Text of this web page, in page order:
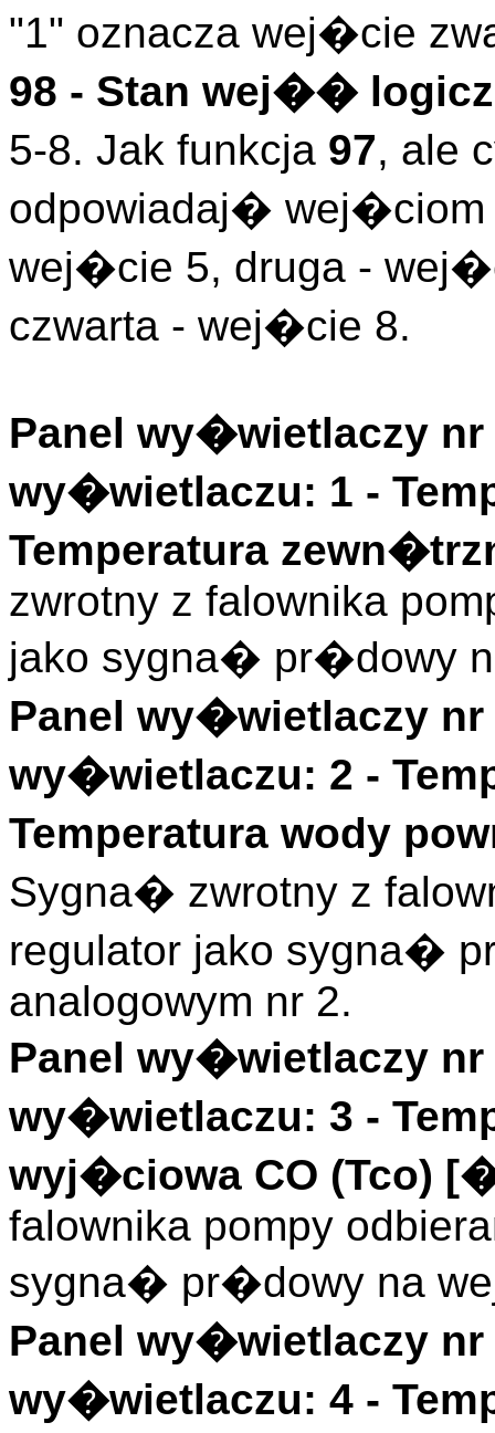
"1" oznacza wej�cie
98 - Stan wej��
5-8. Jak funkcja 97, ale
odpowiadaj� wej�ciom
wej�cie 5, druga -
czwarta - wej�cie 8.
Panel wy�wietlaczy nr
wy�wietlaczu: 1 -
Temperatura
zwrotny z falownika
jako sygna� pr�dowy
Panel wy�wietlaczy nr
wy�wietlaczu: 2 -
Temperatura wody
Sygna� zwrotny z
regulator jako sygna�
analogowym nr 2.
Panel wy�wietlaczy nr
wy�wietlaczu: 3 -
wyj�ciowa CO (Tco)
falownika pompy
sygna� pr�dowy na
Panel wy�wietlaczy nr
wy�wietlaczu: 4 -